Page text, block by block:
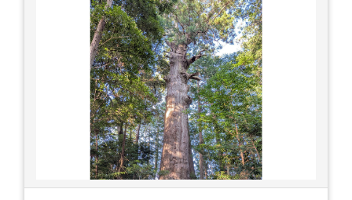
過ごしください。
https://youtu.be/QWVP8qzpsUE